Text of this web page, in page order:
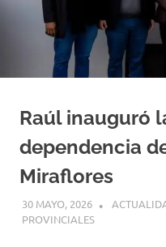
Raúl inauguró
dependencia
Miraflores
30 MAYO, 2026 H P
PROVINCIALES